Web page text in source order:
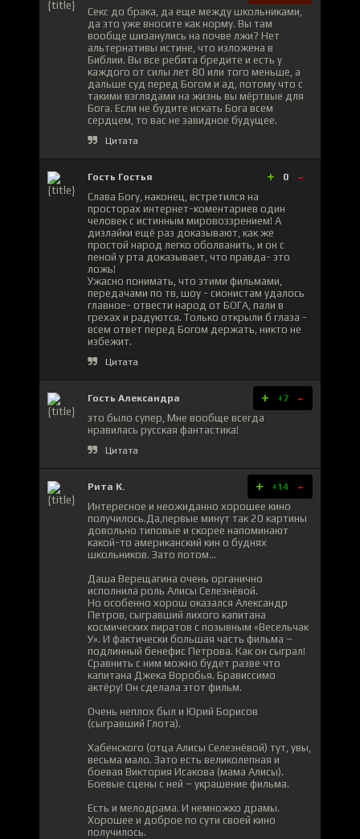
Секс до брака, да еще между школьниками,
да это уже вносите как норму. Вы там
вообще шизанулись на почве лжи? Нет
альтернативы истине, что изложена в
Библии. Вы все ребята бредите и есть у
каждого от силы лет 80 или того меньше, а
дальше суд перед Богом и ад, потому что с
такими взглядами на жизнь вы мёртвые для
Бога. Если не будите искать Бога всем
сердцем, то вас не завидное будущее.
Цитата
Гость Гостья + 0 -
Слава Богу, наконец, встретился на
просторах интернет-коментариев один
человек с истинным мировоззрением! А
дизлайки ещё раз доказывают, как же
простой народ легко оболванить, и он с
пеной у рта доказывает, что правда- это
ложь!
Ужасно понимать, что этими фильмами,
передачами по тв, шоу - сионистам удалось
главное- отвести народ от БОГА, пали в
грехах и радуются. Только открыли б глаза -
всем ответ перед Богом держать, никто не
избежит.
Цитата
Гость Александра + +7 -
это было супер, Мне вообще всегда
нравилась русская фантастика!
Цитата
Рита К. + +14 -
Интересное и неожиданно хорошее кино
получилось.Да,первые минут так 20 картины
довольно типовые и скорее напоминают
какой-то американский кин о буднях
школьников. Зато потом…
Даша Верещагина очень органично
исполнила роль Алисы Селезнёвой.
Но особенно хорош оказался Александр
Петров, сыгравший лихого капитана
космических пиратов с позывным «Весельчак
У». И фактически большая часть фильма –
подлинный бенефис Петрова. Как он сыграл!
Сравнить с ним можно будет разве что
капитана Джека Воробья. Брависсимо
актёру! Он сделала этот фильм.
Очень неплох был и Юрий Борисов
(сыгравший Глота).
Хабенского (отца Алисы Селезнёвой) тут, увы,
весьма мало. Зато есть великолепная и
боевая Виктория Исакова (мама Алисы).
Боевые сцены с ней – украшение фильма.
Есть и мелодрама. И немножко драмы.
Хорошее и доброе по сути своей кино
получилось.